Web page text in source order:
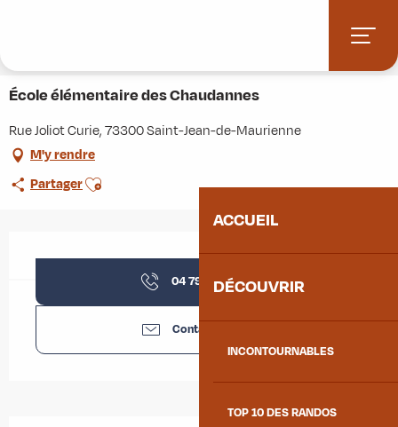
principal
ACCUEIL
DÉCOUVRIR
INCONTOURNABLES
TOP 10 DES RANDOS
École élémentaire des Chaudannes
Rue Joliot Curie, 73300 Saint-Jean-de-Maurienne
M'y rendre
PartagerAjouter aux favoris
04 79 64 05▒▒
Contactez-nous